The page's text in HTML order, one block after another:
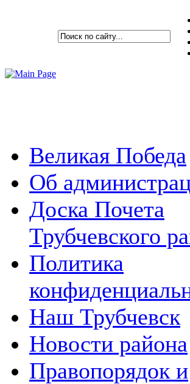
Великая Победа
Об
Доска Почета
Трубчевского
Политика
Наш Трубчевск
Новости района
Правопорядок и